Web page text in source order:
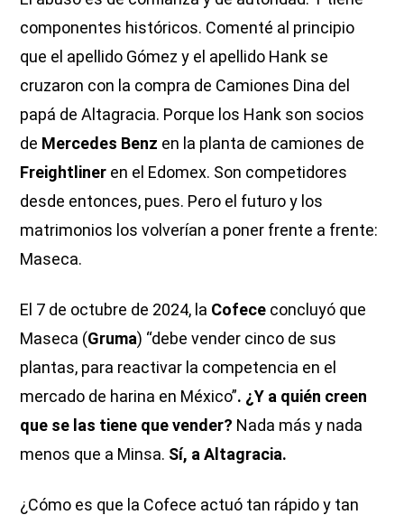
componentes históricos. Comenté al principio
que el apellido Gómez y el apellido Hank se
cruzaron con la compra de Camiones Dina del
papá de Altagracia. Porque los Hank son socios
de Mercedes Benz en la planta de camiones de
Freightliner en el Edomex. Son competidores
desde entonces, pues. Pero el futuro y los
matrimonios los volverían a poner frente a frente:
Maseca.
El 7 de octubre de 2024, la Cofece concluyó que
Maseca (Gruma) “debe vender cinco de sus
plantas, para reactivar la competencia en el
mercado de harina en México”. ¿Y a quién creen
que se las tiene que vender? Nada más y nada
menos que a Minsa. Sí, a Altagracia.
¿Cómo es que la Cofece actuó tan rápido y tan